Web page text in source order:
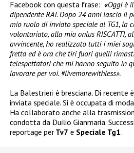
Facebook con questa frase: «Oggi è
dipendente RAI. Dopo 24 anni lascio il
mio ruolo di inviato speciale al TG1, la
volontariato, alla mia onlus RISCATTI,
avvincente, ho realizzato tutti i miei
fretta ed è ora che tiri fuori quelli
telespettatori che mi hanno seguito in
lavorare per voi. #livemorewithless».
La Balestrieri è bresciana. Di recente
inviata speciale. Si è occupata di
Ha collaborato anche alla
condotta da Duilio Gianmaria.
reportage per Tv7 e Speciale Tg1.